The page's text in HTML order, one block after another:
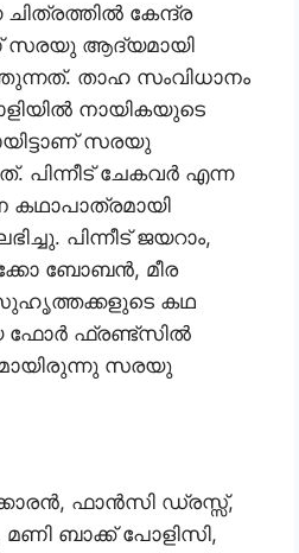
കേന്ദ്ര
സരയു ആദ്യമായി
താഹ സംവിധാനം
നായികയുടെ
സരയു
പിന്നീട് ചേകവർ എന്ന
കഥാപാത്രമായി
പിന്നീട് ജയറാം,
ബോബൻ, മീര
സുഹൃത്തക്കളുടെ കഥ
ഫോർ ഫ്രണ്ട്‌സിൽ
സരയു
ഫാൻസി ഡ്രസ്സ്‌,
ബാക്ക് പോളിസി,